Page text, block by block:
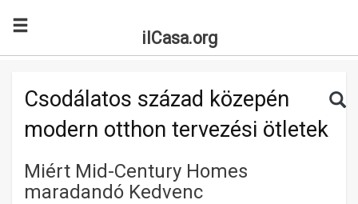
ilCasa.org
Search for:
Csodálatos század közepén
modern otthon tervezési ötletek
Miért Mid-Century Homes
maradandó Kedvenc